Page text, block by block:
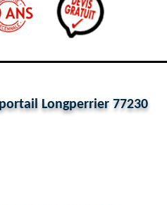
Longperrier 77230